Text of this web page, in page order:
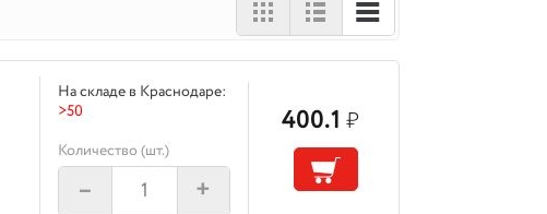
На складе в Краснодаре:
>50
Количество (шт.)
– +
400.1₽